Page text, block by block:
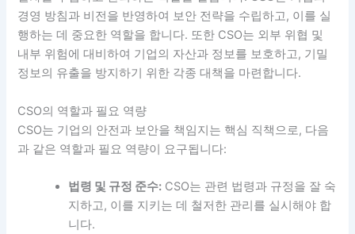
경영 방침과 비전을 반영하여 보안 전략을 수립하고, 이를 실
행하는 데 중요한 역할을 합니다. 또한 CSO는 외부 위협 및
내부 위험에 대비하여 기업의 자산과 정보를 보호하고, 기밀
정보의 유출을 방지하기 위한 각종 대책을 마련합니다.
CSO의 역할과 필요 역량
CSO는 기업의 안전과 보안을 책임지는 핵심 직책으로, 다음
과 같은 역할과 필요 역량이 요구됩니다:
법령 및 규정 준수: CSO는 관련 법령과 규정을 잘 숙
지하고, 이를 지키는 데 철저한 관리를 실시해야 합
니다.